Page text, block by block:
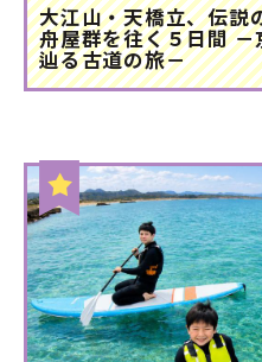
大江山・天橋立、伝説
舟屋群を往く５日間
辿る古道の旅－